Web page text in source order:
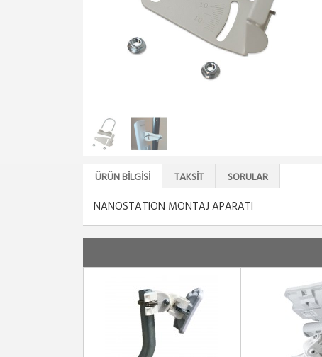
ÜRÜN BILGISI TAKSIT SORULAR
NANOSTATION MONTAJ APARATI